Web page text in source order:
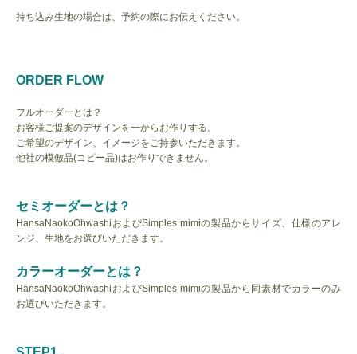
持ち込み生地の場合は、予約の際にお伝えください。
ORDER FLOW
フルオーダーとは？
お客様ご提案のデザインを一からお作りする。
ご希望のデザイン、イメージをご持参いただきます。
他社の模倣品(コピー品)はお作りできません。
セミオーダーとは？
HansaNaokoOhwashiおよびSimples mimiの製品からサイズ、仕様のアレ
ンジ、生地をお選びいただきます。
カラーオーダーとは？
HansaNaokoOhwashiおよびSimples mimiの製品から同素材でカラーのみ
お選びいただきます。